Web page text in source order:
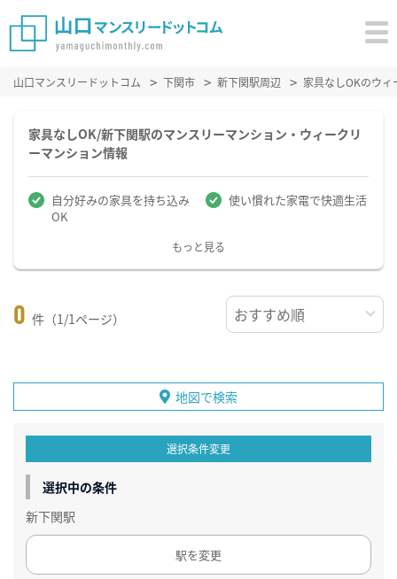
山口マンスリードットコム 下関市 新下関駅周辺 家具なしOKのウ
家具なしOK/新下関駅のマンスリーマンション・ウィークリ
ーマンション情報
自分好みの家具を持ち込み
OK
使い慣れた家電で快適生活
もっと見る
0 件（1/1ページ）
地図で検索
選択条件変更
選択中の条件
新下関駅
駅を変更